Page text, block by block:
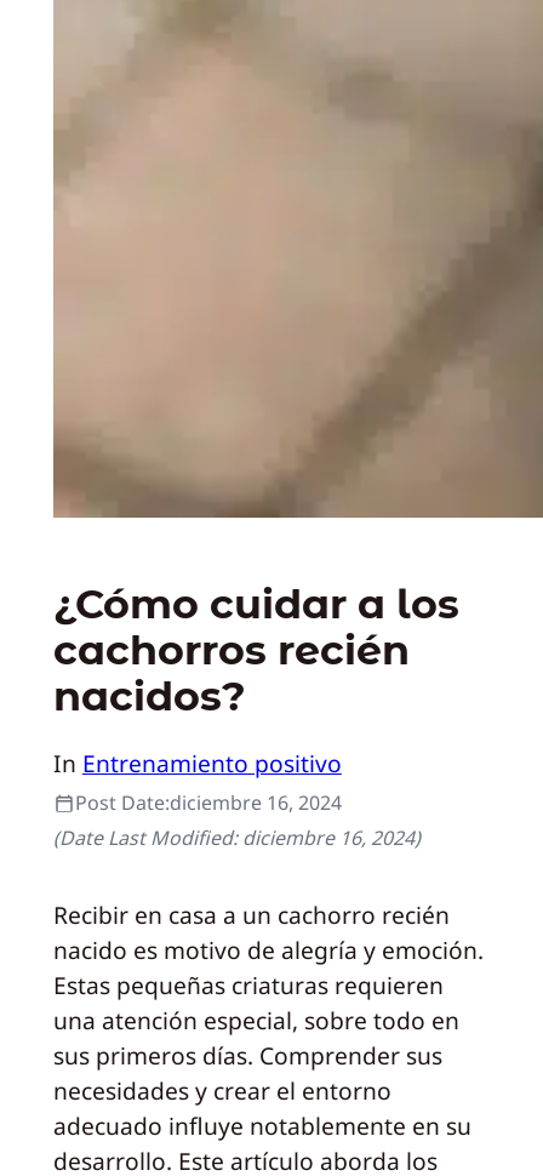
¿Cómo cuidar a los
cachorros recién
nacidos?
In Entrenamiento positivo
Post Date:diciembre 16, 2024
(Date Last Modified:diciembre 16, 2024)
Recibir en casa a un cachorro recién
nacido es motivo de alegría y emoción.
Estas pequeñas criaturas requieren
una atención especial, sobre todo en
sus primeros días. Comprender sus
necesidades y crear el entorno
adecuado influye notablemente en su
desarrollo. Este artículo aborda los